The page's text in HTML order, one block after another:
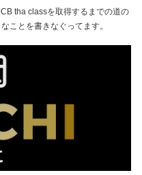
tha classを取得するまでの道の
ことを書きなぐってます。